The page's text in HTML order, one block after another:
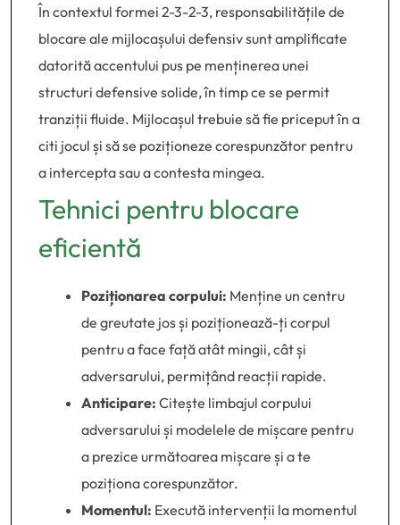
În contextul formei 2-3-2-3, responsabilitățile de
blocare ale mijlocașului defensiv sunt amplificate
datorită accentului pus pe menținerea unei
structuri defensive solide, în timp ce se permit
tranziții fluide. Mijlocașul trebuie să fie priceput în a
citi jocul și să se poziționeze corespunzător pentru
a intercepta sau a contesta mingea.
Tehnici pentru blocare
eficientă
Poziționarea corpului: Menține un centru
de greutate jos și poziționează-ți corpul
pentru a face față atât mingii, cât și
adversarului, permițând reacții rapide.
Anticipare: Citește limbajul corpului
adversarului și modelele de mișcare pentru
a prezice următoarea mișcare și a te
poziționa corespunzător.
Momentul: Execută intervenții la momentul